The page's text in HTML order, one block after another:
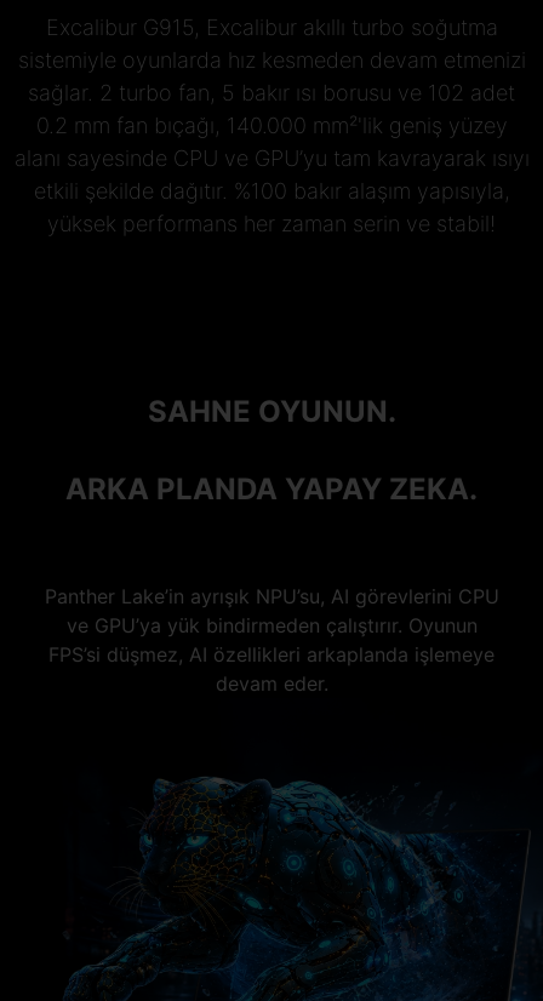
Excalibur G915, Excalibur akıllı turbo soğutma
sistemiyle oyunlarda hız kesmeden devam etmenizi
sağlar. 2 turbo fan, 5 bakır ısı borusu ve 102 adet
0.2 mm fan bıçağı, 140.000 mm²'lik geniş yüzey
alanı sayesinde CPU ve GPU’yu tam kavrayarak ısıyı
etkili şekilde dağıtır. %100 bakır alaşım yapısıyla,
yüksek performans her zaman serin ve stabil!
SAHNE OYUNUN.
ARKA PLANDA YAPAY ZEKA.
Panther Lake’in ayrışık NPU’su, AI görevlerini CPU
ve GPU’ya yük bindirmeden çalıştırır. Oyunun
FPS’si düşmez, AI özellikleri arkaplanda işlemeye
devam eder.